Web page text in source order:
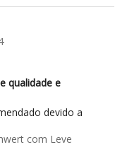
qualidade e
devido a
com Leve